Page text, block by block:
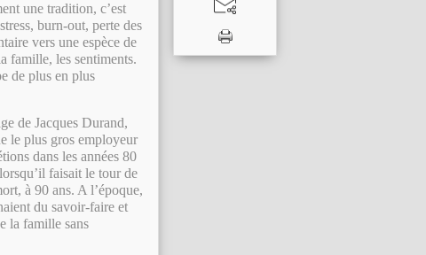
une tradition, c’est
burn-out, perte des
vers une espèce de
famille, les sentiments.
de plus en plus
de Jacques Durand,
le plus gros employeur
dans les années 80
faisait le tour de
à 90 ans. A l’époque,
du savoir-faire et
la famille sans